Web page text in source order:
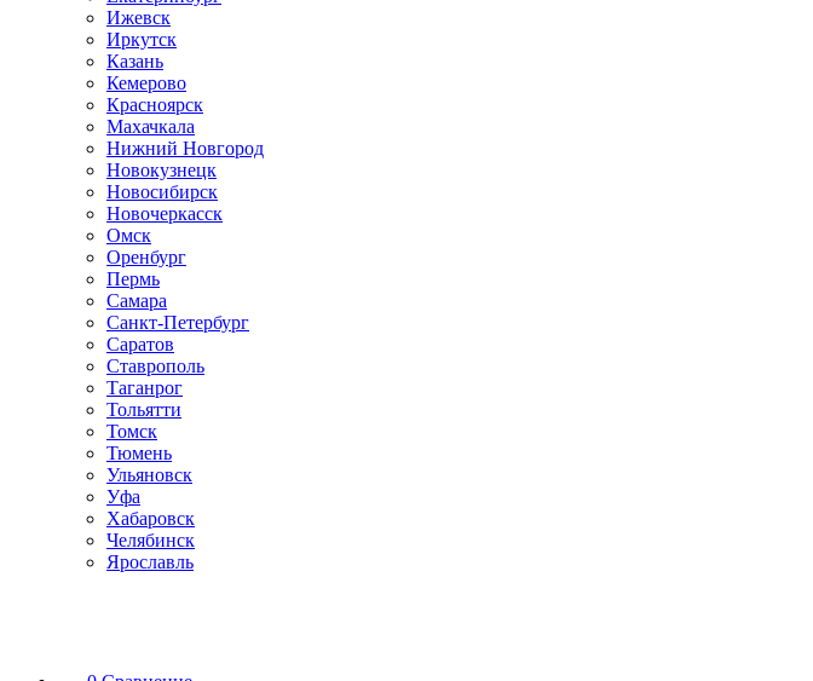
Ижевск
Иркутск
Казань
Кемерово
Красноярск
Махачкала
Нижний Новгород
Новокузнецк
Новосибирск
Новочеркаcск
Омск
Оренбург
Пермь
Самара
Санкт-Петербург
Саратов
Ставрополь
Таганрог
Тольятти
Томск
Тюмень
Ульяновск
Уфа
Хабаровск
Челябинск
Ярославль